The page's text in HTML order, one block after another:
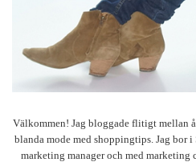
Välkommen! Jag bloggade flitigt mellan
blanda mode med shoppingtips. Jag bor i
marketing manager och med